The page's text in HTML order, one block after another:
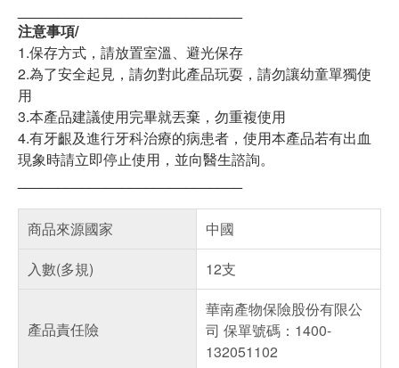
注意事項/
1.保存方式，請放置室溫、避光保存
2.為了安全起見，請勿對此產品玩耍，請勿讓幼童單獨使
用
3.本產品建議使用完畢就丟棄，勿重複使用
4.有牙齦及進行牙科治療的病患者，使用本產品若有出血
現象時請立即停止使用，並向醫生諮詢。
商品來源國家
中國
入數(多規)
12支
產品責任險
華南產物保險股份有限公
司 保單號碼：1400-
132051102